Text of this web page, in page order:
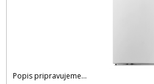
Popis pripravujeme...